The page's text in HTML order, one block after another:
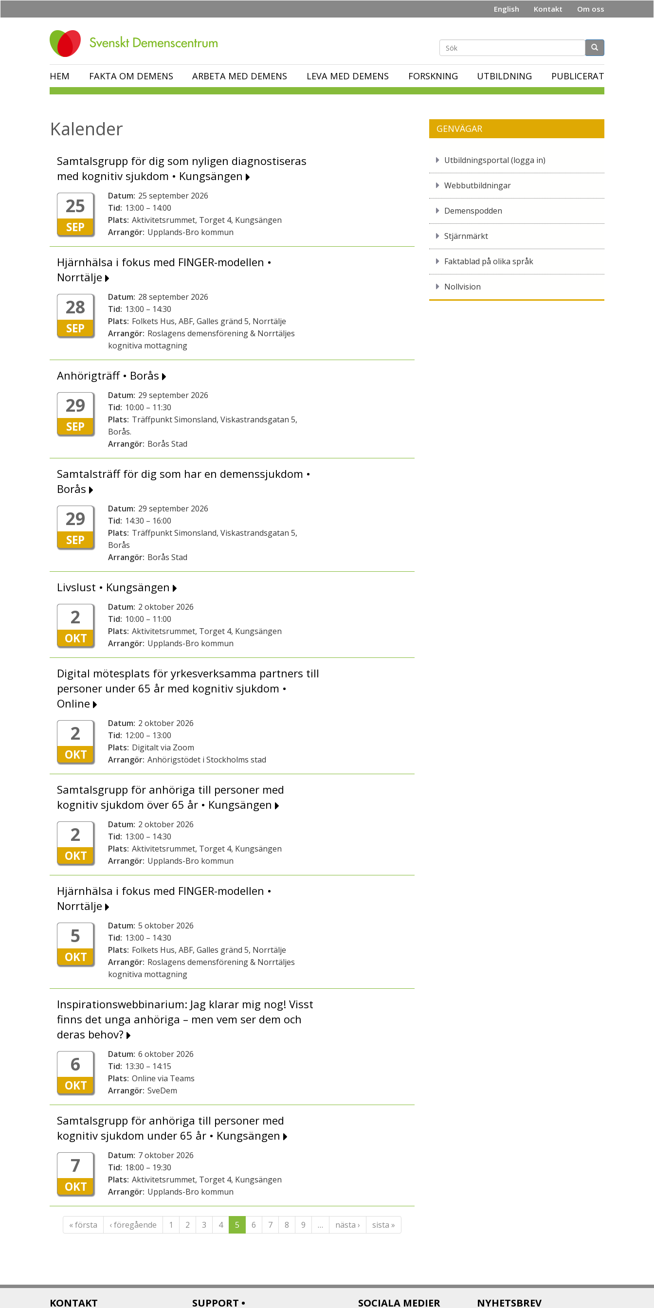
English Kontakt Om oss
Sökformulär
HEM FAKTA OM DEMENS ARBETA MED DEMENS LEVA MED DEMENS FORSKNING UTBILDNING PUBLICERAT
Kalender
Samtalsgrupp för dig som nyligen diagnostiseras
med kognitiv sjukdom • Kungsängen
25
SEP
Datum: 25 september 2026
Tid: 13:00 – 14:00
Plats: Aktivitetsrummet, Torget 4, Kungsängen
Arrangör: Upplands-Bro kommun
Hjärnhälsa i fokus med FINGER-modellen •
Norrtälje
28
SEP
Datum: 28 september 2026
Tid: 13:00 – 14:30
Plats: Folkets Hus, ABF, Galles gränd 5, Norrtälje
Arrangör: Roslagens demensförening & Norrtäljes
kognitiva mottagning
Anhörigträff • Borås
29
SEP
Datum: 29 september 2026
Tid: 10:00 – 11:30
Plats: Träffpunkt Simonsland, Viskastrandsgatan 5,
Borås.
Arrangör: Borås Stad
Samtalsträff för dig som har en demenssjukdom •
Borås
29
SEP
Datum: 29 september 2026
Tid: 14:30 – 16:00
Plats: Träffpunkt Simonsland, Viskastrandsgatan 5,
Borås
Arrangör: Borås Stad
Livslust • Kungsängen
2
OKT
Datum: 2 oktober 2026
Tid: 10:00 – 11:00
Plats: Aktivitetsrummet, Torget 4, Kungsängen
Arrangör: Upplands-Bro kommun
Digital mötesplats för yrkesverksamma partners till
personer under 65 år med kognitiv sjukdom •
Online
2
OKT
Datum: 2 oktober 2026
Tid: 12:00 – 13:00
Plats: Digitalt via Zoom
Arrangör: Anhörigstödet i Stockholms stad
Samtalsgrupp för anhöriga till personer med
kognitiv sjukdom över 65 år • Kungsängen
2
OKT
Datum: 2 oktober 2026
Tid: 13:00 – 14:30
Plats: Aktivitetsrummet, Torget 4, Kungsängen
Arrangör: Upplands-Bro kommun
Hjärnhälsa i fokus med FINGER-modellen •
Norrtälje
5
OKT
Datum: 5 oktober 2026
Tid: 13:00 – 14:30
Plats: Folkets Hus, ABF, Galles gränd 5, Norrtälje
Arrangör: Roslagens demensförening & Norrtäljes
kognitiva mottagning
Inspirationswebbinarium: Jag klarar mig nog! Visst
finns det unga anhöriga – men vem ser dem och
deras behov?
6
OKT
Datum: 6 oktober 2026
Tid: 13:30 – 14:15
Plats: Online via Teams
Arrangör: SveDem
Samtalsgrupp för anhöriga till personer med
kognitiv sjukdom under 65 år • Kungsängen
7
OKT
Datum: 7 oktober 2026
Tid: 18:00 – 19:30
Plats: Aktivitetsrummet, Torget 4, Kungsängen
Arrangör: Upplands-Bro kommun
« första ‹ föregående 1 2 3 4 5 6 7 8 9 … nästa › sista »
GENVÄGAR
Utbildningsportal (logga in)
Webbutbildningar
Demenspodden
Stjärnmärkt
Faktablad på olika språk
Nollvision
KONTAKT
SUPPORT •
SOCIALA MEDIER NYHETSBREV